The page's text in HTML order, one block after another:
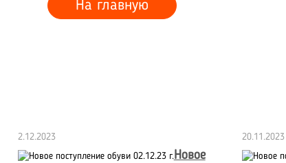
На главную
2.12.2023
Новое
20.11.2023